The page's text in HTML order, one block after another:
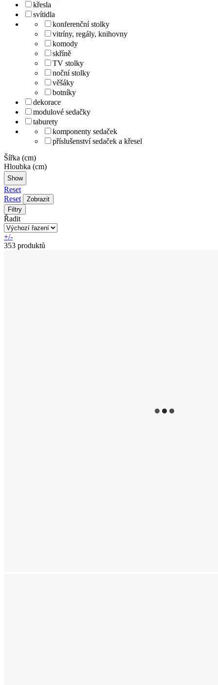
křesla
svítidla
konferenční stolky
vitríny, regály, knihovny
komody
skříně
TV stolky
noční stolky
věšáky
botníky
dekorace
modulové sedačky
taburety
komponenty sedaček
příslušenství sedaček a křesel
Šířka (cm)
Hloubka (cm)
Reset
Reset
Zobrazit
Filtry
Řadit
+/-
353 produktů